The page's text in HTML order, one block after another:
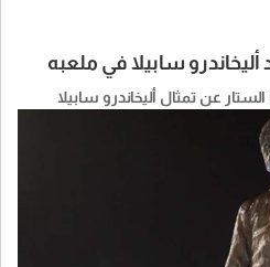
سابيلا في ملعبه
عن تمثال أليخاندرو سابيلا